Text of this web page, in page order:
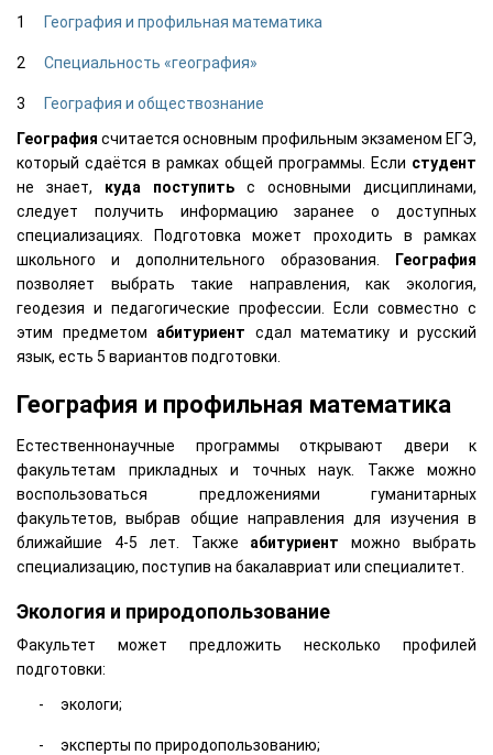
География и профильная математика
Специальность «география»
География и обществознание
География считается основным профильным экзаменом ЕГЭ,
который сдаётся в рамках общей программы. Если студент
не знает, куда поступить с основными дисциплинами,
следует получить информацию заранее о доступных
специализациях. Подготовка может проходить в рамках
школьного и дополнительного образования.
География
позволяет выбрать такие направления, как экология,
геодезия и педагогические профессии. Если совместно с
этим предметом абитуриент сдал математику и русский
язык, есть 5 вариантов подготовки.
География и профильная математика
Естественнонаучные программы открывают двери к
факультетам прикладных и точных наук. Также можно
воспользоваться предложениями гуманитарных
факультетов, выбрав общие направления для изучения в
ближайшие 4-5 лет. Также абитуриент можно выбрать
специализацию, поступив на бакалавриат или специалитет.
Экология и природопользование
Факультет может предложить несколько профилей
подготовки:
экологи;
эксперты по природопользованию;